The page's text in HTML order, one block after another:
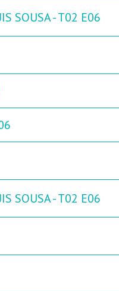
SOUSA - T02 E06
SOUSA - T02 E06